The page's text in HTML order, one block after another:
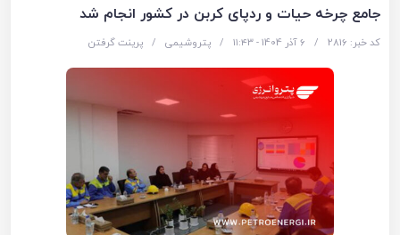
جامع چرخه حیات و ردپای کربن در کشور انجام شد
کد خبر: 2816 / 6 آذر 1404 - ۱۱:۴۳ / پتروشیمی / پرینت گرفتن